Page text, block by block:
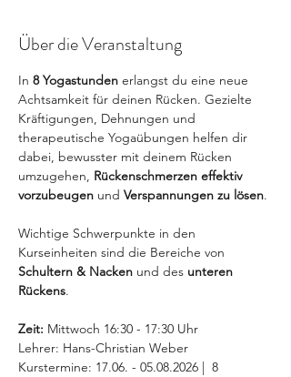
Über die Veranstaltung
In 8 Yogastunden erlangst du eine neue
Achtsamkeit für deinen Rücken. Gezielte
Kräftigungen, Dehnungen und
therapeutische Yogaübungen helfen dir
dabei, bewusster mit deinem Rücken
umzugehen, Rückenschmerzen effektiv
vorzubeugen und Verspannungen zu lösen.
Wichtige Schwerpunkte in den
Kurseinheiten sind die Bereiche von
Schultern & Nacken und des unteren
Rückens.
Zeit: Mittwoch 16:30 - 17:30 Uhr
Lehrer: Hans-Christian Weber
Kurstermine: 17.06. - 05.08.2026 |  8